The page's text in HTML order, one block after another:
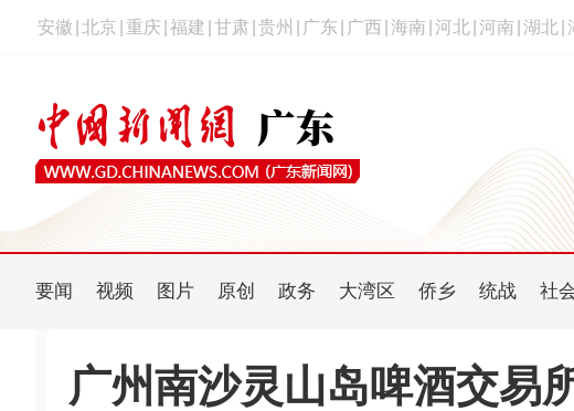
安徽 北京 重庆 福建 甘肃 贵州 广东 广西 海南 河北 河南 湖北
要闻 视频 图片 原创 政务 大湾区 侨乡 统战 社
广州南沙灵山岛啤酒交易